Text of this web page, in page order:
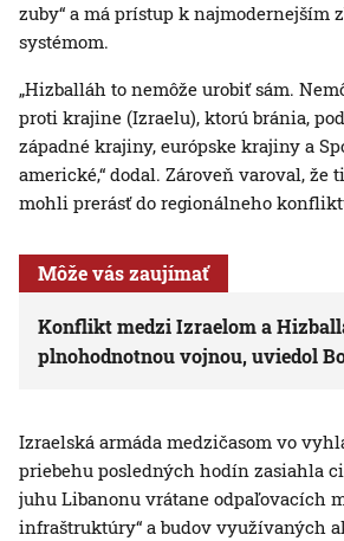
zuby“ a má prístup k najmodernejším
systémom.
„Hizballáh to nemôže urobiť sám.
proti krajine (Izraelu), ktorú bránia,
západné krajiny, európske krajiny a
americké,“ dodal. Zároveň varoval, že
mohli prerásť do regionálneho
Môže vás zaujímať
Konflikt medzi Izraelom a
plnohodnotnou vojnou, uviedol
Izraelská armáda medzičasom vo
priebehu posledných hodín zasiahla
juhu Libanonu vrátane odpaľovacích
infraštruktúry“ a budov využívaných